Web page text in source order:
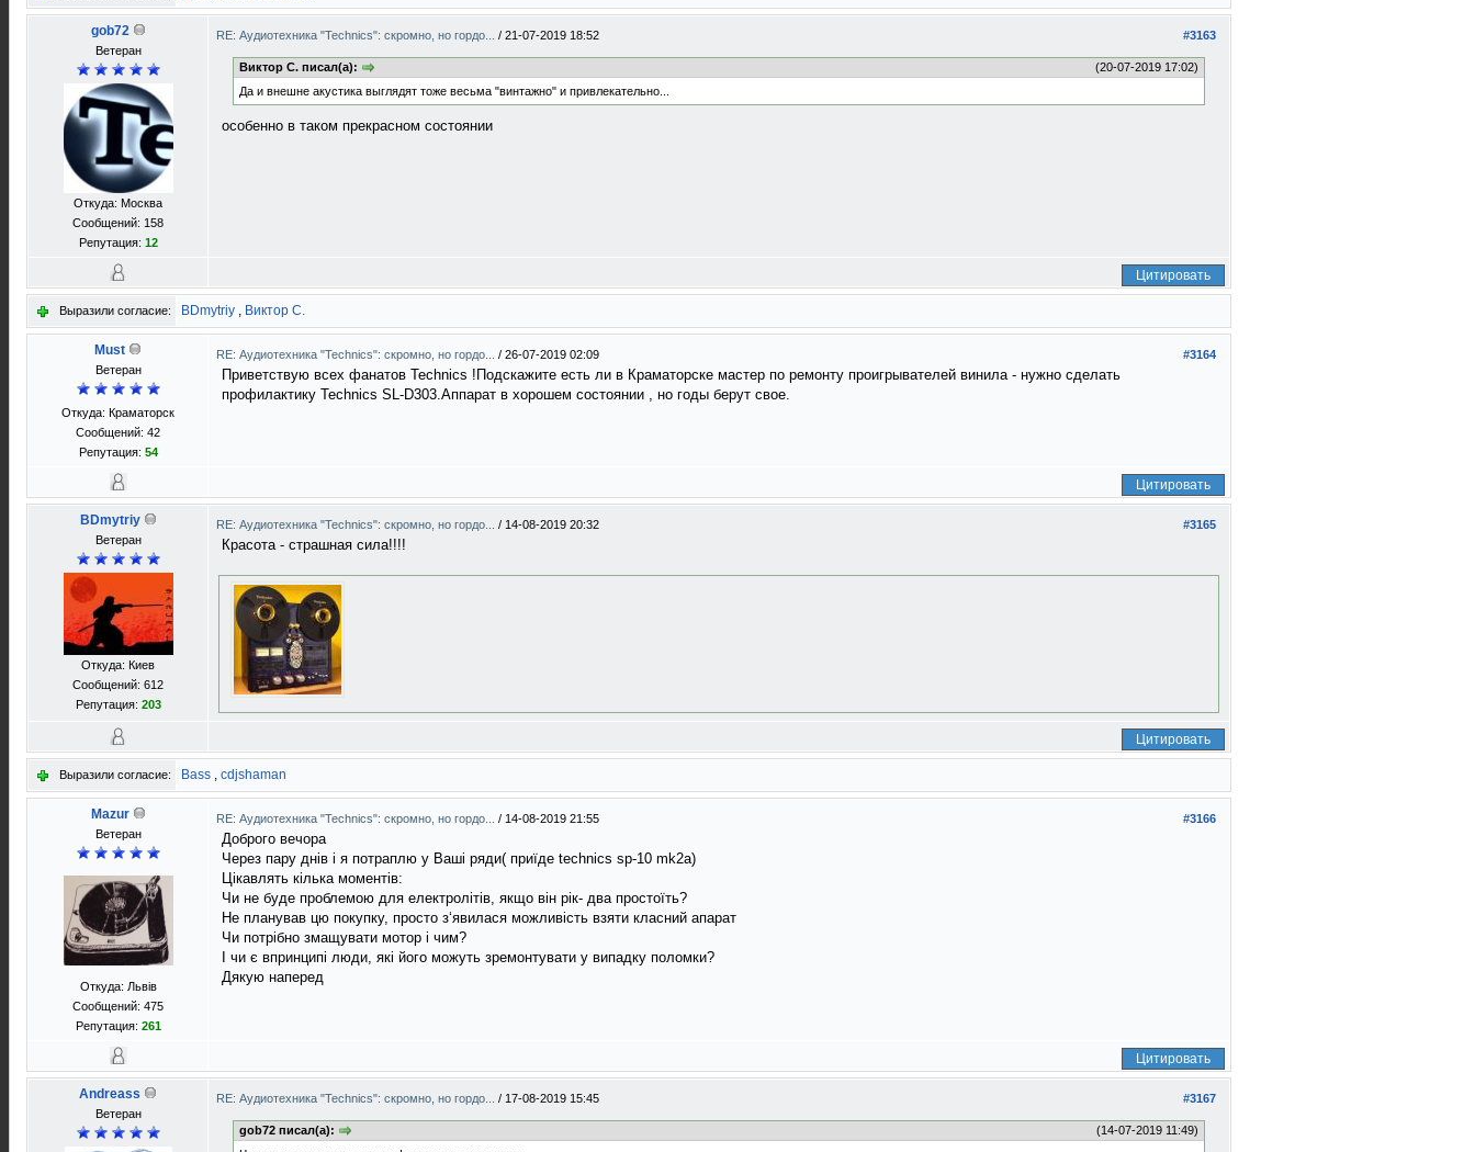
gob72
Ветеран
Откуда: Москва
Сообщений: 158
Репутация: 12
#3163
RE: Аудиотехника "Technics": скромно, но гордо... / 21-07-2019 18:52
(20-07-2019 17:02)
Виктор С. писал(а):
Да и внешне акустика выглядят тоже весьма "винтажно" и привлекательно...
особенно в таком прекрасном состоянии
Цитировать
Выразили согласие: BDmytriy , Виктор С.
Must
Ветеран
Откуда: Краматорск
Сообщений: 42
Репутация: 54
#3164
RE: Аудиотехника "Technics": скромно, но гордо... / 26-07-2019 02:09
Приветствую всех фанатов Technics !Подскажите есть ли в Краматорске мастер по ремонту проигрывателей винила - нужно сделать
профилактику Technics SL-D303.Аппарат в хорошем состоянии , но годы берут свое.
Цитировать
BDmytriy
Ветеран
Откуда: Киев
Сообщений: 612
Репутация: 203
#3165
RE: Аудиотехника "Technics": скромно, но гордо... / 14-08-2019 20:32
Красота - страшная сила!!!!
Цитировать
Выразили согласие: Bass , cdjshaman
Mazur
Ветеран
Откуда: Львів
Сообщений: 475
Репутация: 261
#3166
RE: Аудиотехника "Technics": скромно, но гордо... / 14-08-2019 21:55
Доброго вечора
Через пару днів і я потраплю у Ваші ряди( приїде technics sp-10 mk2a)
Цікавлять кілька моментів:
Чи не буде проблемою для електролітів, якщо він рік- два простоїть?
Не планував цю покупку, просто з‘явилася можливість взяти класний апарат
Чи потрібно змащувати мотор і чим?
І чи є впринципі люди, які його можуть зремонтувати у випадку поломки?
Дякую наперед
Цитировать
Andreass
Ветеран
#3167
RE: Аудиотехника "Technics": скромно, но гордо... / 17-08-2019 15:45
(14-07-2019 11:49)
gob72 писал(а):